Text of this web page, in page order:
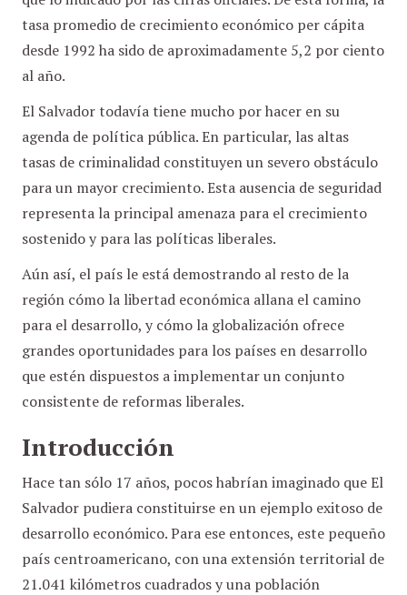
tasa promedio de crecimiento económico per cápita
desde 1992 ha sido de aproximadamente 5,2 por ciento
al año.
El Salvador todavía tiene mucho por hacer en su
agenda de política pública. En particular, las altas
tasas de criminalidad constituyen un severo obstáculo
para un mayor crecimiento. Esta ausencia de seguridad
representa la principal amenaza para el crecimiento
sostenido y para las políticas liberales.
Aún así, el país le está demostrando al resto de la
región cómo la libertad económica allana el camino
para el desarrollo, y cómo la globalización ofrece
grandes oportunidades para los países en desarrollo
que estén dispuestos a implementar un conjunto
consistente de reformas liberales.
Introducción
Hace tan sólo 17 años, pocos habrían imaginado que El
Salvador pudiera constituirse en un ejemplo exitoso de
desarrollo económico. Para ese entonces, este pequeño
país centroamericano, con una extensión territorial de
21.041 kilómetros cuadrados y una población